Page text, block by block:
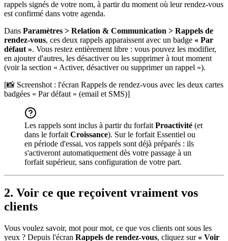
rappels signés de votre nom, à partir du moment où leur rendez-vous
est confirmé dans votre agenda.
Dans Paramètres > Relation & Communication > Rappels de
rendez-vous, ces deux rappels apparaissent avec un badge « Par
défaut ». Vous restez entièrement libre : vous pouvez les modifier,
en ajouter d'autres, les désactiver ou les supprimer à tout moment
(voir la section « Activer, désactiver ou supprimer un rappel »).
[📸 Screenshot : l'écran Rappels de rendez-vous avec les deux cartes
badgées « Par défaut » (email et SMS)]
Les rappels sont inclus à partir du forfait Proactivité (et
dans le forfait Croissance). Sur le forfait Essentiel ou
en période d'essai, vos rappels sont déjà préparés : ils
s'activeront automatiquement dès votre passage à un
forfait supérieur, sans configuration de votre part.
2. Voir ce que reçoivent vraiment vos
clients
Vous voulez savoir, mot pour mot, ce que vos clients ont sous les
yeux ? Depuis l'écran Rappels de rendez-vous, cliquez sur « Voir